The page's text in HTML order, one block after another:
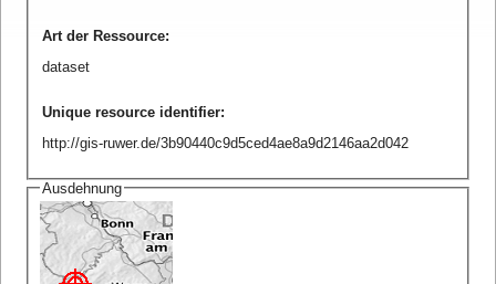
Art der Ressource:
dataset
Unique resource identifier:
http://gis-ruwer.de/3b90440c9d5ced4ae8a9d2146aa2d042
Ausdehnung